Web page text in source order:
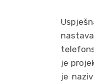
je
je